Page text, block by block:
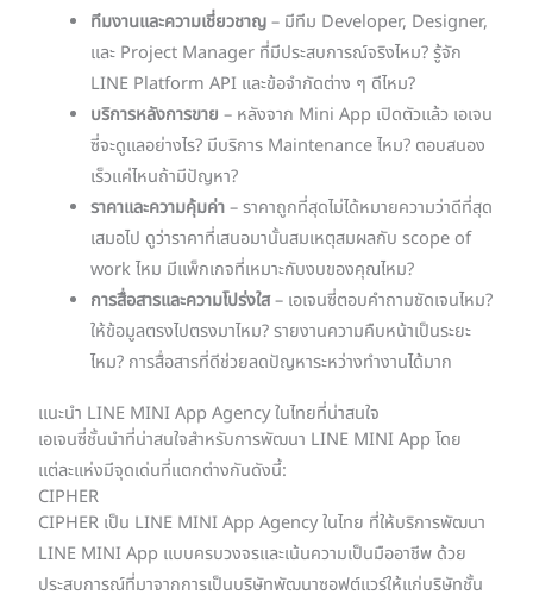
ทีมงานและความเชี่ยวชาญ– มีทีม Developer, Designer,
และ Project Manager ที่มีประสบการณ์จริงไหม? รู้จัก
LINE Platform API และข้อจำกัดต่าง ๆ ดีไหม?
บริการหลังการขาย – หลังจาก Mini App เปิดตัวแล้ว เอเจน
ซี่จะดูแลอย่างไร? มีบริการ Maintenance ไหม? ตอบสนอง
เร็วแค่ไหนถ้ามีปัญหา?
ราคาและความคุ้มค่า– ราคาถูกที่สุดไม่ได้หมายความว่าดีที่สุด
เสมอไป ดูว่าราคาที่เสนอมานั้นสมเหตุสมผลกับ scope of
work ไหม มีแพ็กเกจที่เหมาะกับงบของคุณไหม?
การสื่อสารและความโปร่งใส– เอเจนซี่ตอบคำถามชัดเจนไหม?
ให้ข้อมูลตรงไปตรงมาไหม? รายงานความคืบหน้าเป็นระยะ
ไหม? การสื่อสารที่ดีช่วยลดปัญหาระหว่างทำงานได้มาก
แนะนำ LINE MINI App Agency ในไทยที่น่าสนใจ
เอเจนซี่ชั้นนำที่น่าสนใจสำหรับการพัฒนา LINE MINI App โดย
แต่ละแห่งมีจุดเด่นที่แตกต่างกันดังนี้:
CIPHER
CIPHER เป็น LINE MINI App Agency ในไทย ที่ให้บริการพัฒนา
LINE MINI App แบบครบวงจรและเน้นความเป็นมืออาชีพ ด้วย
ประสบการณ์ที่มาจากการเป็นบริษัทพัฒนาซอฟต์แวร์ให้แก่บริษัทชั้น